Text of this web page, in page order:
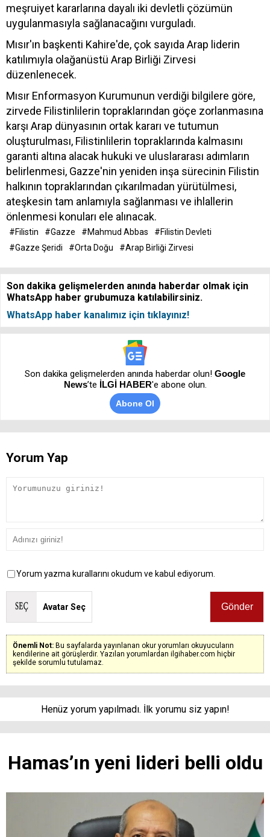
meşruiyet kararlarına dayalı iki devletli çözümün
uygulanmasıyla sağlanacağını vurguladı.
Mısır'ın başkenti Kahire'de, çok sayıda Arap liderin
katılımıyla olağanüstü Arap Birliği Zirvesi
düzenlenecek.
Mısır Enformasyon Kurumunun verdiği bilgilere göre,
zirvede Filistinlilerin topraklarından göçe zorlanmasına
karşı Arap dünyasının ortak kararı ve tutumun
oluşturulması, Filistinlilerin topraklarında kalmasını
garanti altına alacak hukuki ve uluslararası adımların
belirlenmesi, Gazze'nin yeniden inşa sürecinin Filistin
halkının topraklarından çıkarılmadan yürütülmesi,
ateşkesin tam anlamıyla sağlanması ve ihlallerin
önlenmesi konuları ele alınacak.
#Filistin #Gazze #Mahmud Abbas
#Filistin Devleti
#Gazze Şeridi
#Orta Doğu #Arap Birliği Zirvesi
Son dakika gelişmelerden anında haberdar olmak için
WhatsApp haber grubumuza katılabilirsiniz.
WhatsApp haber kanalımız için tıklayınız!
Son dakika gelişmelerden anında haberdar olun! Google
News’te İLGİ HABER'e abone olun.
Abone Ol
Yorum Yap
Yorum yazma kurallarını okudum ve kabul ediyorum.
Avatar Seç
Önemli Not: Bu sayfalarda yayınlanan okur yorumları okuyucuların
kendilerine ait görüşlerdir. Yazılan yorumlardan ilgihaber.com hiçbir
şekilde sorumlu tutulamaz.
Henüz yorum yapılmadı. İlk yorumu siz yapın!
Hamas’ın yeni lideri belli oldu